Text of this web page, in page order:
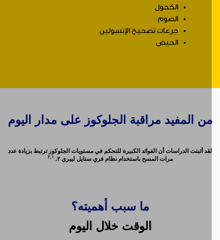
الكحول
الصوم
جرعات تصحيح الإنسولين
الحيض
المفيد مراقبة الجلوكوز على مدار اليوم
لقد أثبتت الدراسات أن الفوائد الكبيرة للتحكم في مستويات الجلوكوز ترتبط بزيادة عدد
مرات المسح باستخدام نظام فري ستايل ليبري ٢.
٢,١
ما سبب أهميته؟
الوقت خلال اليوم